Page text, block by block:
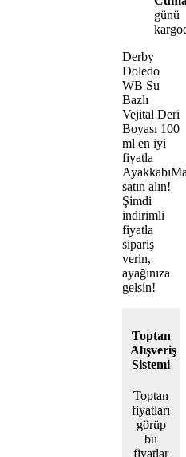
günü
Derby
Doledo
WB Su
Bazlı
Vejital Deri
Boyası 100
ml en iyi
fiyatla
satın alın!
Şimdi
indirimli
fiyatla
sipariş
verin,
ayağınıza
gelsin!
Toptan
Alışveriş
Sistemi
Toptan
fiyatları
görüp
bu
fiyatlar